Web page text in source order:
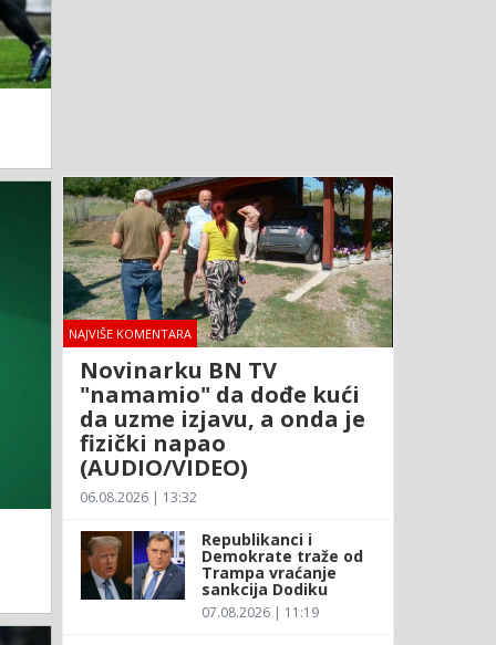
NAJVIŠE KOMENTARA
Novinarku BN TV
"namamio" da dođe kući
da uzme izjavu, a onda je
fizički napao
(AUDIO/VIDEO)
06.08.2026 | 13:32
Republikanci i
Demokrate traže od
Trampa vraćanje
sankcija Dodiku
07.08.2026 | 11:19